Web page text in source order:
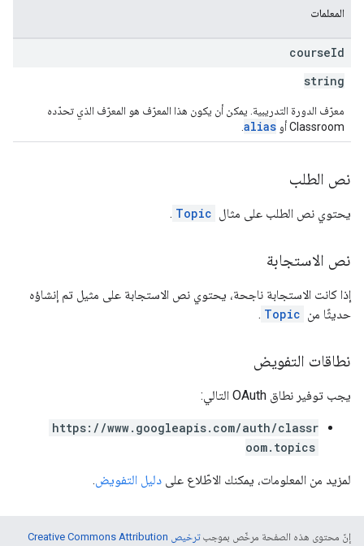
المعلمات
courseId
string
معرّف الدورة التدريبية. يمكن أن يكون هذا المعرّف هو المعرّف الذي تحدّده
Classroom أو
alias
نص الطلب
يحتوي نص الطلب على مثال Topic
.
نص الاستجابة
إذا كانت الاستجابة ناجحة، يحتوي نص الاستجابة على مثيل تم إنشاؤه
حديثًا من Topic
.
نطاقات التفويض
يجب توفير نطاق OAuth التالي:
https://www.googleapis.com/auth/classr
oom.topics
لمزيد من المعلومات، يمكنك الاطّلاع على دليل التفويض.
إنّ محتوى هذه الصفحة مرخّص بموجب
ترخيص Creative Commons Attribution